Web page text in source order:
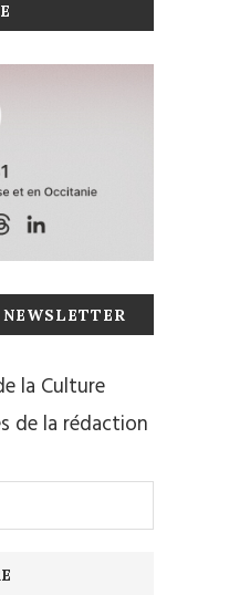
la Culture
de la rédaction